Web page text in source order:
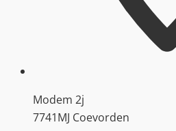
Modem 2j
7741MJ Coevorden